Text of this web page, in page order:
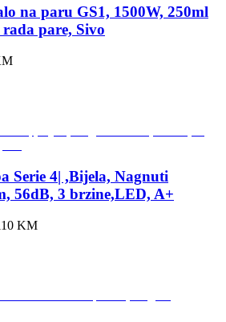
na paru GS1, 1500W, 250ml
pare, Sivo
Serie 4| ,Bijela, Nagnuti
56dB, 3 brzine,LED, A+
KM